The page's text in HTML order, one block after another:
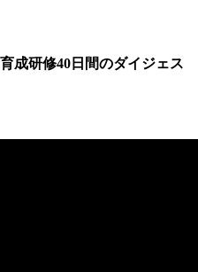
成研修40日間のダイジェス